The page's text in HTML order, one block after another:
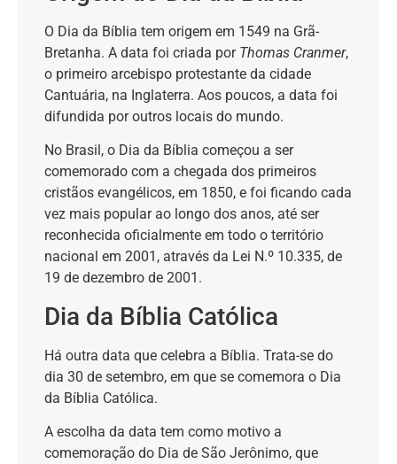
O Dia da Bíblia tem origem em 1549 na Grã-
Bretanha. A data foi criada por Thomas Cranmer,
o primeiro arcebispo protestante da cidade
Cantuária, na Inglaterra. Aos poucos, a data foi
difundida por outros locais do mundo.
No Brasil, o Dia da Bíblia começou a ser
comemorado com a chegada dos primeiros
cristãos evangélicos, em 1850, e foi ficando cada
vez mais popular ao longo dos anos, até ser
reconhecida oficialmente em todo o território
nacional em 2001, através da Lei N.º 10.335, de
19 de dezembro de 2001.
Dia da Bíblia Católica
Há outra data que celebra a Bíblia. Trata-se do
dia 30 de setembro, em que se comemora o Dia
da Bíblia Católica.
A escolha da data tem como motivo a
comemoração do Dia de São Jerônimo, que